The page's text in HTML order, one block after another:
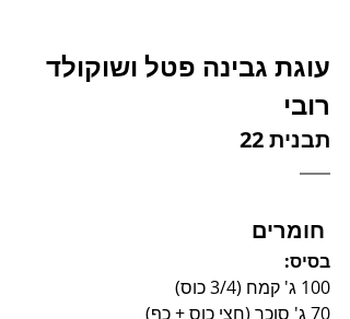
עוגת גבינה פטל ושוקולד
רובי
תבנית 22
בסיס:
100 ג' קמח (3/4 כוס)
70 ג' סוכר (חצי כוס + כף)